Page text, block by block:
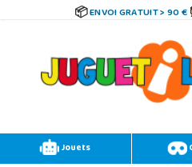
ENVOI GRATUIT > 90 €
Jouets